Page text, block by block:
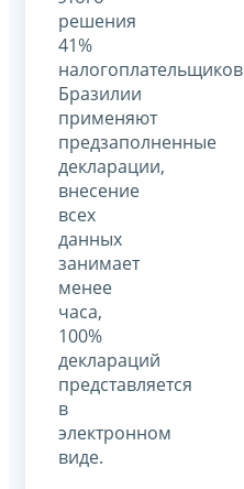
решения
41%
налогоплательщиков
Бразилии
применяют
предзаполненные
декларации,
внесение
всех
данных
занимает
менее
часа,
100%
деклараций
представляется
в
электронном
виде.